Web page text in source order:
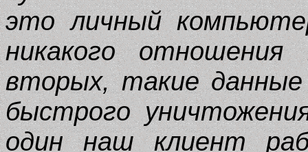
это личный
никакого
вторых, такие
быстрого
один наш клиент